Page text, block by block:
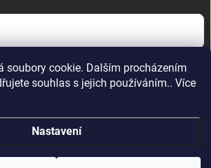
soubory cookie. Dalším procházením
souhlas s jejich používáním.. Více
Nastavení
spodmínkami ochrany osobních údajů
. Všechna práva vyhrazena.